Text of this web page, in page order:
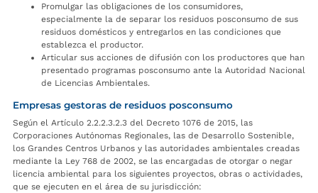
Promulgar las obligaciones de los consumidores,
especialmente la de separar los residuos posconsumo de sus
residuos domésticos y entregarlos en las condiciones que
establezca el productor.
Articular sus acciones de difusión con los productores que han
presentado programas posconsumo ante la Autoridad Nacional
de Licencias Ambientales.
Empresas gestoras de residuos posconsumo
Según el Artículo 2.2.2.3.2.3 del Decreto 1076 de 2015, las
Corporaciones Autónomas Regionales, las de Desarrollo Sostenible,
los Grandes Centros Urbanos y las autoridades ambientales creadas
mediante la Ley 768 de 2002, se las encargadas de otorgar o negar
licencia ambiental para los siguientes proyectos, obras o actividades,
que se ejecuten en el área de su jurisdicción: